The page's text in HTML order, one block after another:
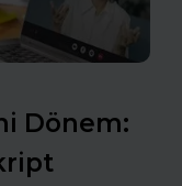
Dönem: